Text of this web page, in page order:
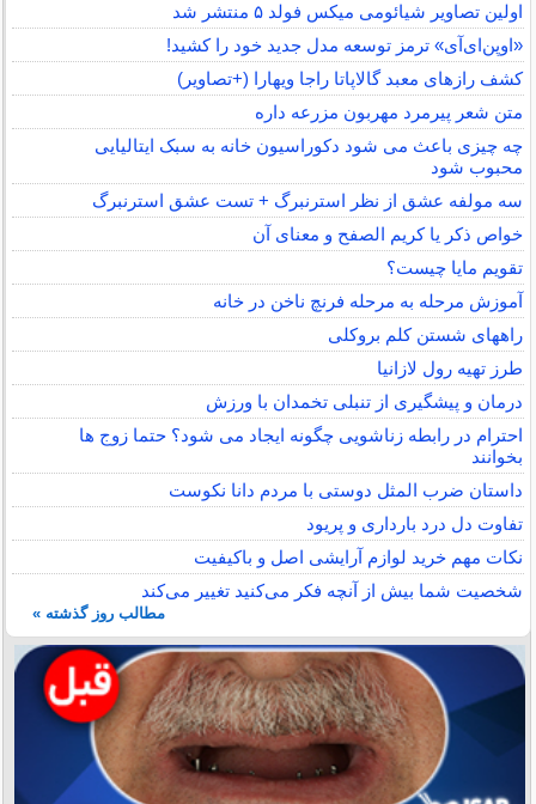
اولین تصاویر شیائومی میکس فولد ۵ منتشر شد
«اوپن‌ای‌آی» ترمز توسعه مدل جدید خود را کشید!
کشف رازهای معبد گالاپاتا راجا ویهارا (+تصاویر)
متن شعر پیرمرد مهربون مزرعه داره
چه چیزی باعث می شود دکوراسیون خانه به سبک ایتالیایی
محبوب شود
سه مولفه عشق از نظر استرنبرگ + تست عشق استرنبرگ
خواص ذکر یا کریم الصفح و معنای آن
تقویم مایا چیست؟
آموزش مرحله به مرحله فرنچ ناخن در خانه
راههای شستن کلم بروکلی
طرز تهیه رول لازانیا
درمان و پیشگیری از تنبلی تخمدان با ورزش
احترام در رابطه زناشویی چگونه ایجاد می شود؟ حتما زوج ها
بخوانند
داستان ضرب المثل دوستی با مردم دانا نكوست
تفاوت دل درد بارداری و پریود
نکات مهم خرید لوازم آرایشی اصل و باکیفیت
شخصیت شما بیش از آنچه فکر می‌کنید تغییر می‌کند
مطالب روز گذشته »